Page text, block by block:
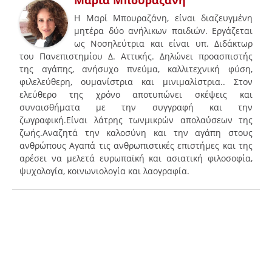
Η Μαρί Μπουραζάνη, είναι διαζευγμένη
μητέρα δύο ανήλικων παιδιών. Εργάζεται
ως Νοσηλεύτρια και είναι υπ. Διδάκτωρ
του Πανεπιστημίου Δ. Αττικής. Δηλώνει προασπιστής
της αγάπης, ανήσυχο πνεύμα, καλλιτεχνική φύση,
φιλελεύθερη, ουμανίστρια και μινιμαλίστρια.. Στον
ελεύθερο της χρόνο αποτυπώνει σκέψεις και
συναισθήματα με την συγγραφή και την
ζωγραφική.Είναι λάτρης τωνμικρών απολαύσεων της
ζωής.Αναζητά την καλοσύνη και την αγάπη στους
ανθρώπους Αγαπά τις ανθρωπιστικές επιστήμες και της
αρέσει να μελετά ευρωπαϊκή και ασιατική φιλοσοφία,
ψυχολογία, κοινωνιολογία και λαογραφία.